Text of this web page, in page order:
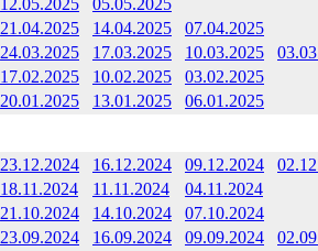
12.05.2025
05.05.2025
21.04.2025 14.04.2025
07.04.2025
24.03.2025 17.03.2025 10.03.2025
17.02.2025 10.02.2025
03.02.2025
20.01.2025 13.01.2025 06.01.2025
23.12.2024 16.12.2024 09.12.2024
18.11.2024 11.11.2024
04.11.2024
21.10.2024 14.10.2024
07.10.2024
23.09.2024 16.09.2024 09.09.2024